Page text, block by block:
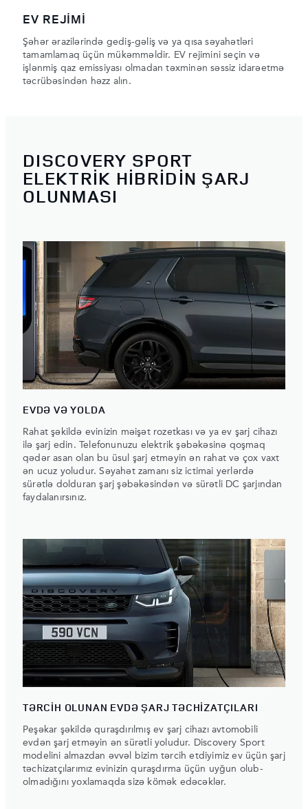
EV REJİMİ
Şəhər ərazilərində gediş-gəliş və ya qısa səyahətləri
tamamlamaq üçün mükəmməldir. EV rejimini seçin və
işlənmiş qaz emissiyası olmadan təxminən səssiz idarəetmə
təcrübəsindən həzz alın.
DISCOVERY SPORT
ELEKTRİK HİBRİDİN ŞARJ
OLUNMASI
EVDƏ VƏ YOLDA
Rahat şəkildə evinizin məişət rozetkası və ya ev şarj cihazı
ilə şarj edin. Telefonunuzu elektrik şəbəkəsinə qoşmaq
qədər asan olan bu üsul şarj etməyin ən rahat və çox vaxt
ən ucuz yoludur. Səyahət zamanı siz ictimai yerlərdə
sürətlə dolduran şarj şəbəkəsindən və sürətli DC şarjından
faydalanırsınız.
TƏRCİH OLUNAN EVDƏ ŞARJ TƏCHİZATÇILARI
Peşəkar şəkildə quraşdırılmış ev şarj cihazı avtomobili
evdən şarj etməyin ən sürətli yoludur. Discovery Sport
modelini almazdan əvvəl bizim tərcih etdiyimiz ev üçün şarj
təchizatçılarımız evinizin quraşdırma üçün uyğun olub-
olmadığını yoxlamaqda sizə kömək edəcəklər.